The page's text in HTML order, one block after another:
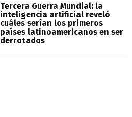
Tercera Guerra Mundial: la
inteligencia artificial reveló
cuáles serían los primeros
países latinoamericanos en ser
derrotados